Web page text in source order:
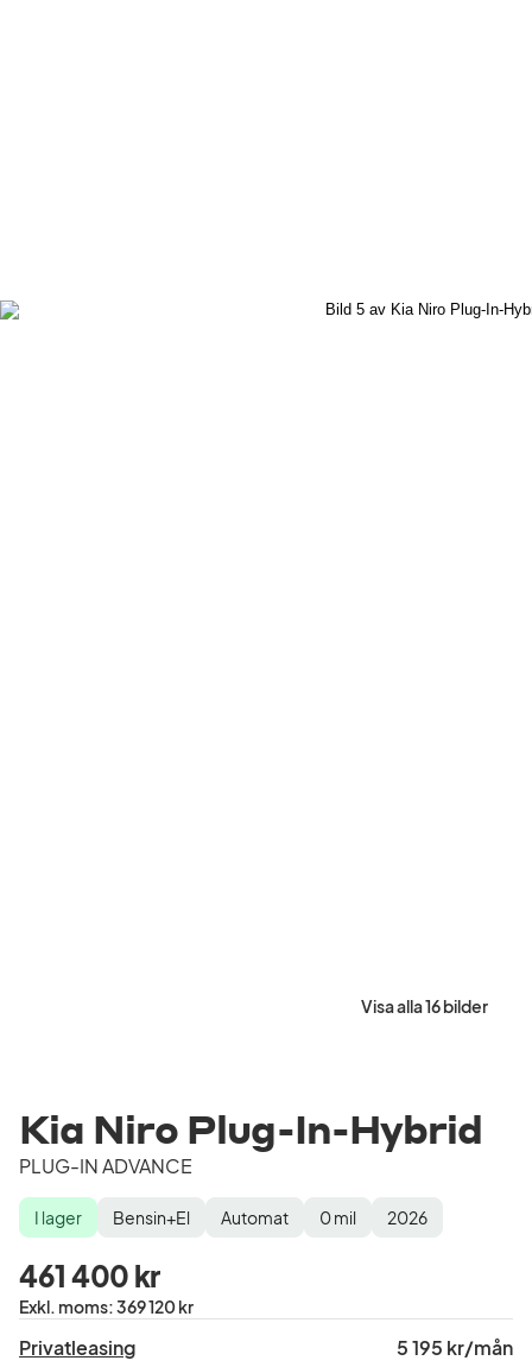
Visa alla 16 bilder
Kia Niro Plug-In-Hybrid
PLUG-IN ADVANCE
Lagerstatus
I lager
Drivmedel Bensin+El
Växellåda Automat
Mätarställning 0mil
Modellår 2026
461 400 kr
Exkl. moms:Pris
moms
369 120 kr
Privatleasing 5 195 kr/mån